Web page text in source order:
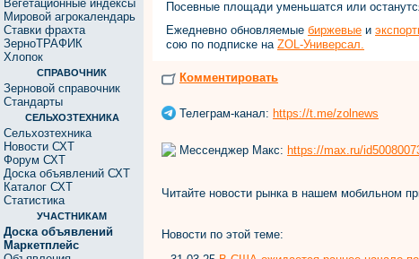
Вегетационные индексы
Мировой агрокалендарь
Ставки фрахта
ЗерноТРАФИК
Хлопок
СПРАВОЧНИК
Зерновой справочник
Стандарты
СЕЛЬХОЗТЕХНИКА
Сельхозтехника
Новости СХТ
Форум СХТ
Доска объявлений СХТ
Каталог СХТ
Статистика
УЧАСТНИКАМ
Доска объявлений
Маркетплейс
Посевные площади уменьшатся или
Ежедневно обновляемые биржевые и
сою по подписке на ZOL-Универсал.
Комментировать
Телеграм-канал: https://t.me/zolnews
Мессенджер Макс: https://max.ru/
Читайте новости рынка в нашем мобильном
Новости по этой теме: